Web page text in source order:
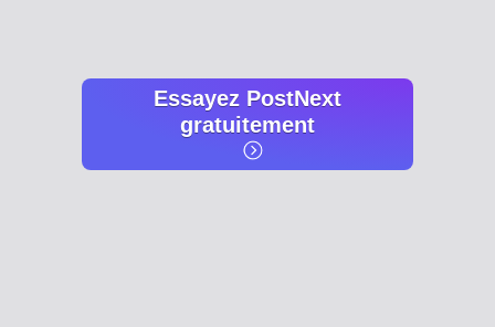
Essayez PostNext
gratuitement